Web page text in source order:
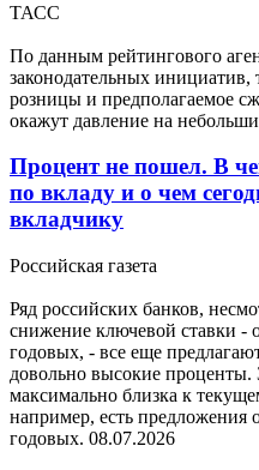
ТАСС
По данным рейтингового
законодательных инициатив,
розницы и предполагаемое
окажут давление на
Процент не пошел. В
по вкладу и о чем
вкладчику
Российская газета
Ряд российских банков,
снижение ключевой ставки -
годовых, - все еще
довольно высокие проценты.
максимально близка к
например, есть предложения
годовых. 08.07.2026